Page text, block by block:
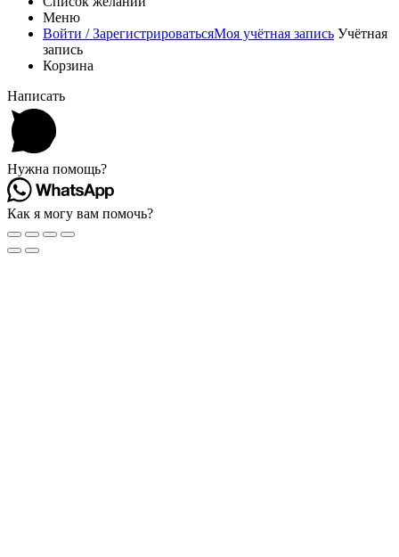
Меню
Войти / ЗарегистрироватьсяМоя учётная запись Учётная
запись
Корзина
Написать
Нужна помощь?
Как я могу вам помочь?